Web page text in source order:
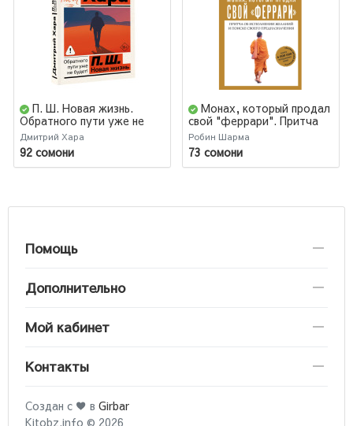
П. Ш. Новая жизнь.
Обратного пути уже не
будет!
Дмитрий Хара
92 сомони
Монах, который продал
свой "феррари". Притча
об исполнении желаний и
поиске своего
предназначения (М)
Робин Шарма
73 сомони
Помощь
Дополнительно
Мой кабинет
Контакты
Создан с ♥ в Girbar
Kitobz.info © 2026